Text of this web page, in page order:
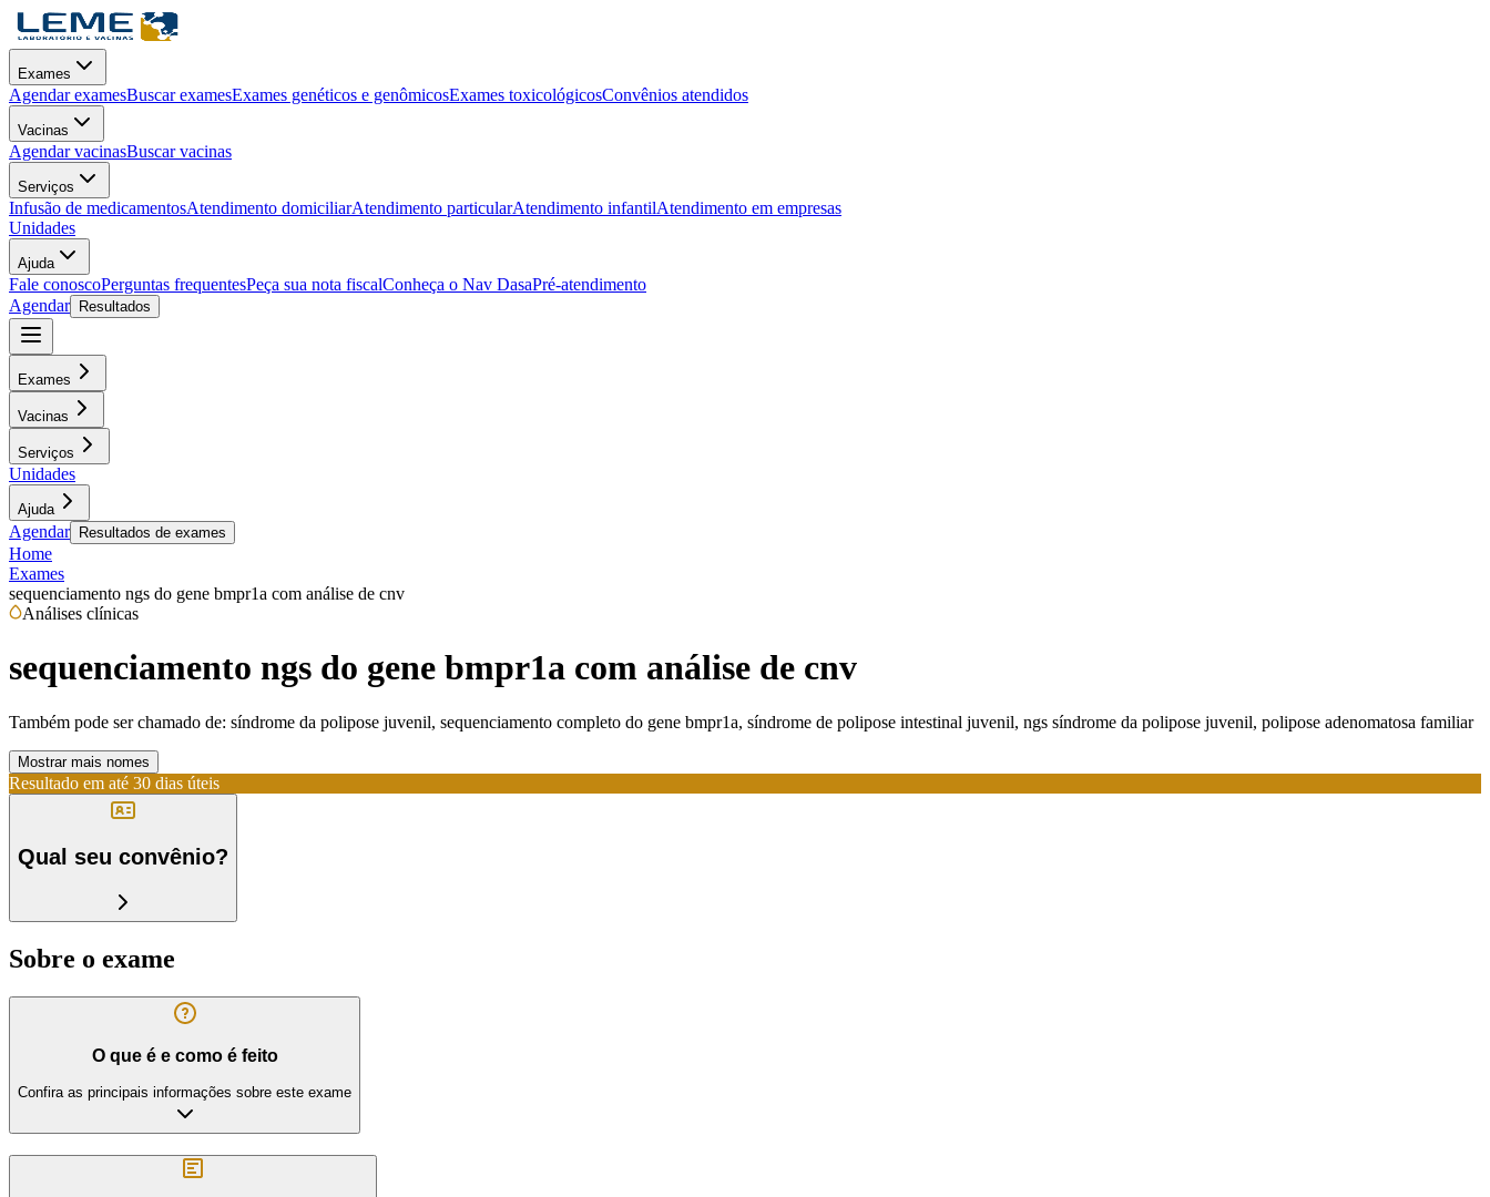
Exames
Agendar examesBuscar examesExames genéticos e genômicosExames toxicológicosConvênios atendidos
Vacinas
Agendar vacinasBuscar vacinas
Serviços
Infusão de medicamentosAtendimento domiciliarAtendimento particularAtendimento infantilAtendimento em empresas
Unidades
Ajuda
Fale conoscoPerguntas frequentesPeça sua nota fiscalConheça o Nav DasaPré-atendimento
Agendar
Resultados
Exames
Vacinas
Serviços
Unidades
Ajuda
Agendar Resultados de exames
Home
Exames
sequenciamento ngs do gene bmpr1a com análise de cnv
Análises clínicas
sequenciamento ngs do gene bmpr1a com análise de cnv
Também pode ser chamado de: síndrome da polipose juvenil, sequenciamento completo do gene bmpr1a, síndrome de polipose intestinal juvenil, ngs síndrome da polipose juvenil, polipose adenomatosa familiar
Mostrar mais nomes
Resultado em até 30 dias úteis
Qual seu convênio?
Sobre o exame
O que é e como é feito
Confira as principais informações sobre este exame